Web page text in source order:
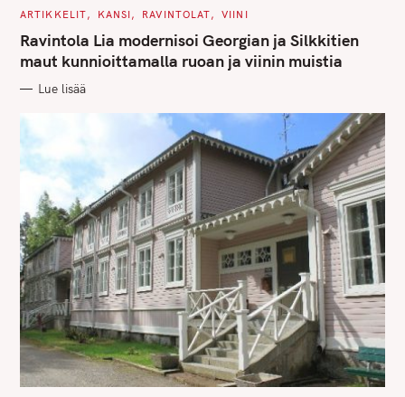
C
T
E
G
O
I
ARTIKKELIT KANSI RAVINTOLAT VIINI
Ravintola Lia modernisoi Georgian ja Silkkitien
maut kunnioittamalla ruoan ja viinin muistia
Lue lisää